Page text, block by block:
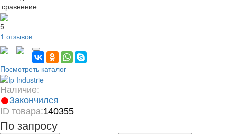
5
1 отзывов
Посмотреть каталог
Наличие:
Закончился
ID товара:140355
По запросу